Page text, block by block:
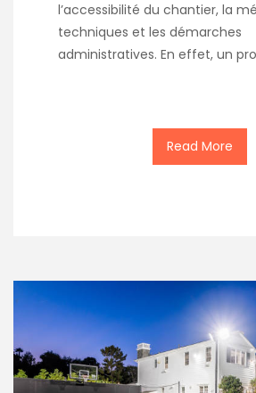
l’accessibilité du chantier, la
techniques et les démarches
administratives. En effet, un
Read More